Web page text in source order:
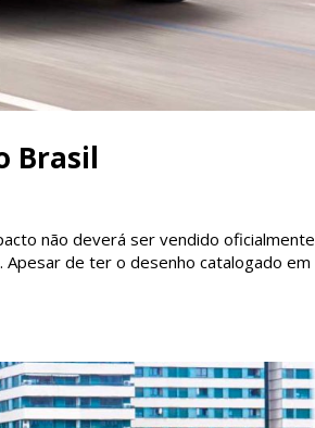
Brasil
não deverá ser vendido oficialmente
de ter o desenho catalogado em